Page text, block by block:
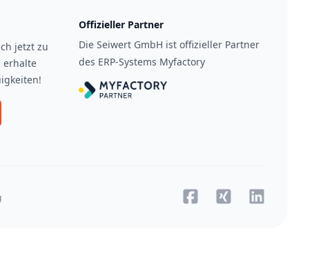
jetzt zu
erhalte
Offizieller Partner
Die Seiwert GmbH ist offizieller Partner
des ERP-Systems Myfactory
Facebook
Xing Xing